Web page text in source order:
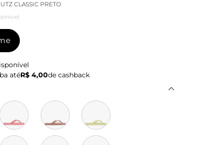
CLASSIC PRETO
atéR$ 4,00de cashback